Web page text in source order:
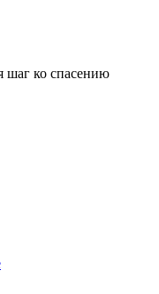
шаг ко спасению